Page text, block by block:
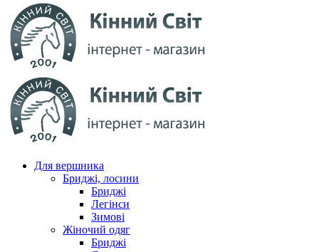
Для вершника
Бриджі, лосини
Бриджі
Легінси
Зимові
Жіночий одяг
Бриджі